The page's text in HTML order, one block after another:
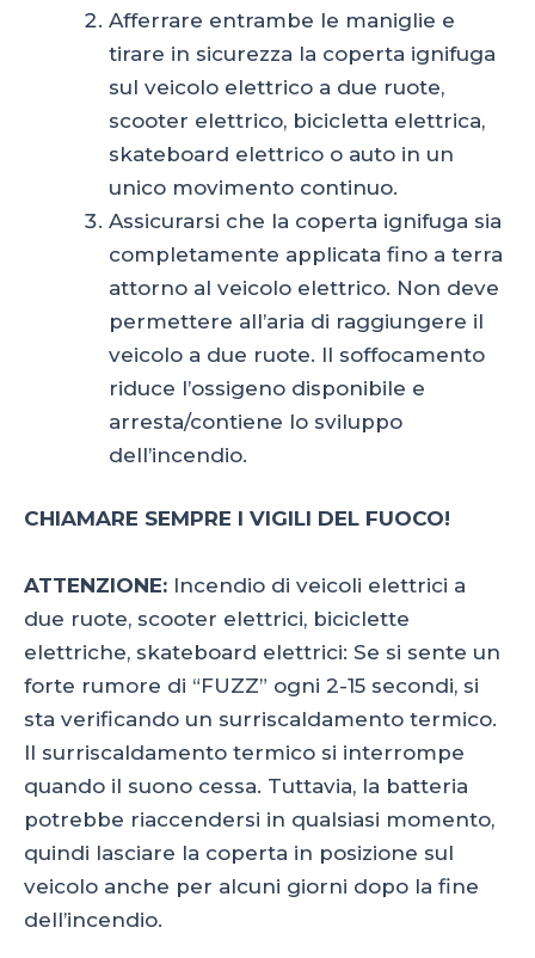
Afferrare entrambe le maniglie e
tirare in sicurezza la coperta ignifuga
sul veicolo elettrico a due ruote,
scooter elettrico, bicicletta elettrica,
skateboard elettrico o auto in un
unico movimento continuo.
Assicurarsi che la coperta ignifuga sia
completamente applicata fino a terra
attorno al veicolo elettrico. Non deve
permettere all’aria di raggiungere il
veicolo a due ruote. Il soffocamento
riduce l’ossigeno disponibile e
arresta/contiene lo sviluppo
dell’incendio.
CHIAMARE SEMPRE I VIGILI DEL FUOCO!
ATTENZIONE: Incendio di veicoli elettrici a
due ruote, scooter elettrici, biciclette
elettriche, skateboard elettrici: Se si sente un
forte rumore di “FUZZ” ogni 2-15 secondi, si
sta verificando un surriscaldamento termico.
Il surriscaldamento termico si interrompe
quando il suono cessa. Tuttavia, la batteria
potrebbe riaccendersi in qualsiasi momento,
quindi lasciare la coperta in posizione sul
veicolo anche per alcuni giorni dopo la fine
dell’incendio.